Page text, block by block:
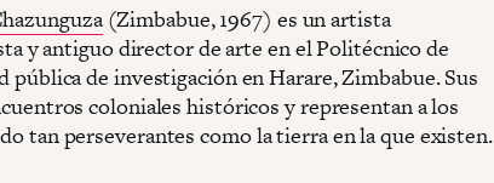
(Zimbabue, 1967) es un artista
y antiguo director de arte en el Politécnico de
pública de investigación en Harare, Zimbabue. Sus
coloniales históricos y representan a los
tan perseverantes como la tierra en la que existen.